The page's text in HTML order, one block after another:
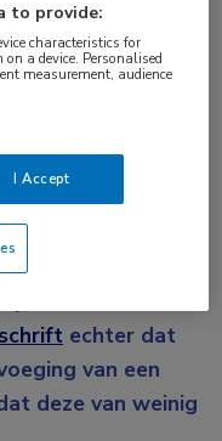
van drie
een
van de
echter dat
van een
deze van weinig
oxaliplatine
to provide:
characteristics for
a device. Personalised
measurement, audience
I Accept